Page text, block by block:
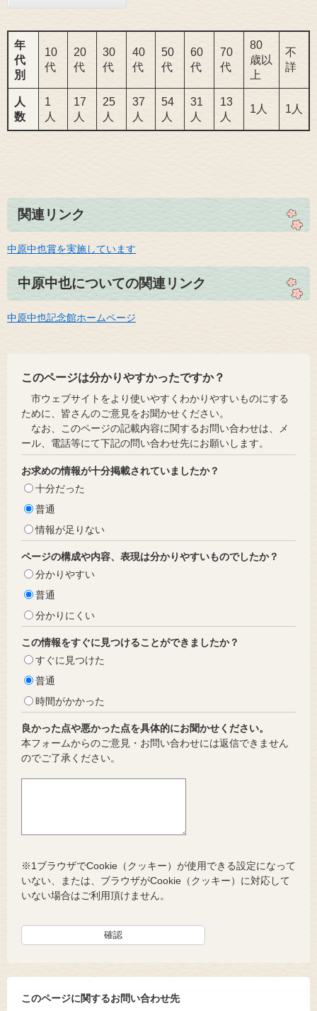
年
代
別
10
代
20
代
30
代
40
代
50
代
60
代
70
代
80
歳以
上
不
詳
人
数
1
人
17
人
25
人
37
人
54
人
31
人
13
人
1人 1人
関連リンク
中原中也賞を実施しています
中原中也についての関連リンク
中原中也記念館ホームページ
このページは分かりやすかったですか？
市ウェブサイトをより使いやすくわかりやすいものにする
ために、皆さんのご意見をお聞かせください。
なお、このページの記載内容に関するお問い合わせは、メ
ール、電話等にて下記の問い合わせ先にお願いします。
お求めの情報が十分掲載されていましたか？
十分だった
普通
情報が足りない
ページの構成や内容、表現は分かりやすいものでしたか？
分かりやすい
普通
分かりにくい
この情報をすぐに見つけることができましたか？
すぐに見つけた
普通
時間がかかった
良かった点や悪かった点を具体的にお聞かせください。
本フォームからのご意見・お問い合わせには返信できません
のでご了承ください。
※1ブラウザでCookie（クッキー）が使用できる設定になって
いない、または、ブラウザがCookie（クッキー）に対応して
いない場合はご利用頂けません。
このページに関するお問い合わせ先